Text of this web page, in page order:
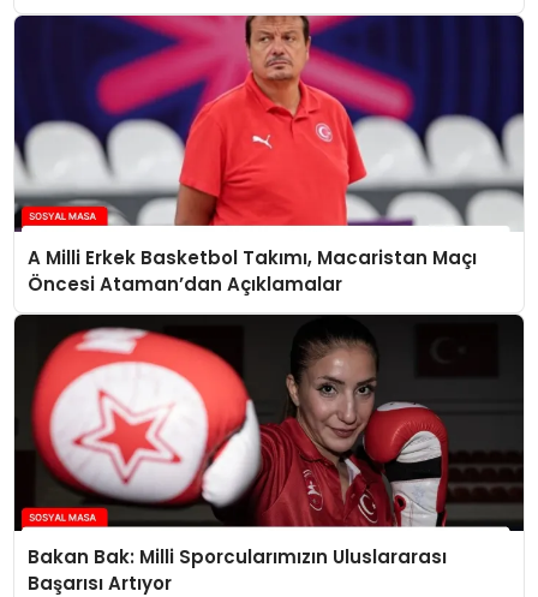
A Milli Erkek Basketbol Takımı, Macaristan Maçı
Öncesi Ataman’dan Açıklamalar
Bakan Bak: Milli Sporcularımızın Uluslararası
Başarısı Artıyor